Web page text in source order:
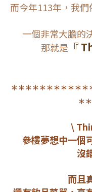
而今年113年，我
一個非常大膽的
那就是 『
＊＊＊＊＊＊＊＊＊＊
＊
\
參樓夢想中一個
沒
而且